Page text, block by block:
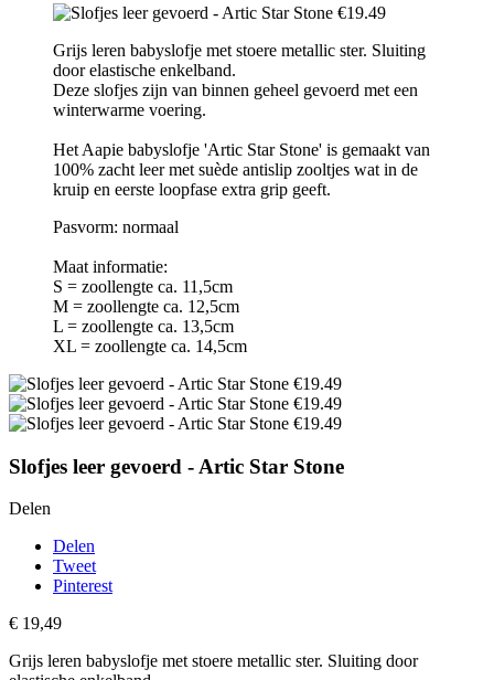
Grijs leren babyslofje met stoere metallic ster. Sluiting
door elastische enkelband.
Deze slofjes zijn van binnen geheel gevoerd met een
winterwarme voering.
Het Aapie babyslofje 'Artic Star Stone' is gemaakt van
100% zacht leer met suède antislip zooltjes wat in de
kruip en eerste loopfase extra grip geeft.
Pasvorm: normaal
Maat informatie:
S = zoollengte ca. 11,5cm
M = zoollengte ca. 12,5cm
L = zoollengte ca. 13,5cm
XL = zoollengte ca. 14,5cm
Slofjes leer gevoerd - Artic Star Stone
Delen
Delen
Tweet
Pinterest
€ 19,49
Grijs leren babyslofje met stoere metallic ster. Sluiting door